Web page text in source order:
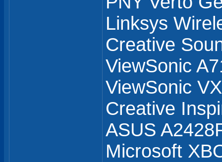
Linksys
Creative
ViewSonic
ViewSonic
Creative
ASUS
Microsoft